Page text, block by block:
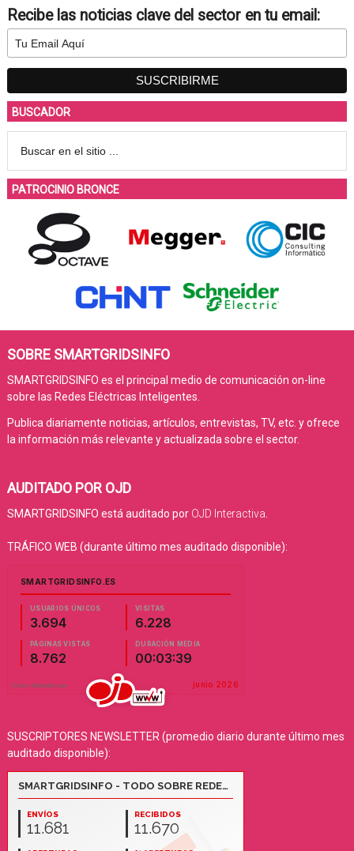
Recibe las noticias clave del sector en tu email:
BUSCADOR
PATROCINIO BRONCE
SOBRE SMARTGRIDSINFO
SMARTGRIDSINFO es el principal medio de comunicación on-line
sobre las Redes Eléctricas Inteligentes.
Publica diariamente noticias, artículos, entrevistas, TV, etc. y ofrece
la información más relevante y actualizada sobre el sector.
AUDITADO POR OJD
SMARTGRIDSINFO está auditado por OJD Interactiva.
TRÁFICO WEB (durante último mes auditado disponible):
SUSCRIPTORES NEWSLETTER (promedio diario durante último mes
auditado disponible):